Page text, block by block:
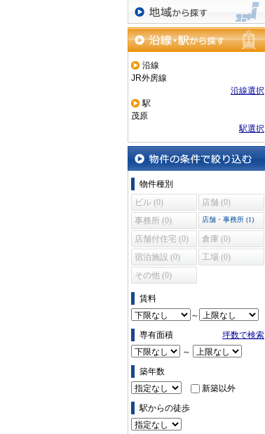
地域から探す
沿線・駅から探す
沿線
JR外房線
沿線選択
駅
茂原
駅選択
物件の条件で絞り込む
物件種別
ビル (0)
店舗 (0)
事務所 (0)
店舗・事務所 (1)
店舗付住宅 (0)
倉庫 (0)
宿泊施設 (0)
工場 (0)
その他 (0)
賃料
～
専有面積
坪数で検索
～
築年数
新築以外
駅からの徒歩